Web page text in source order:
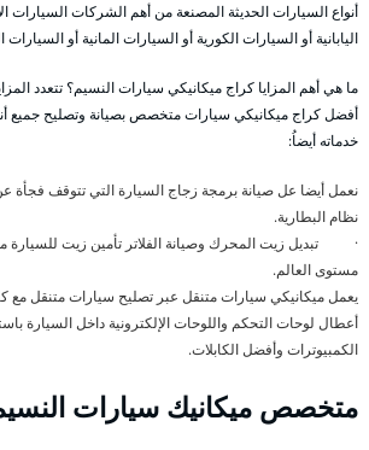
أنواع السيارات الحديثة المصنعة من أهم الشركات السيارات
اليابانية أو السيارات الكورية أو السيارات المانية أو السيارات
ما هي أهم المزايا كراج ميكانيكي سيارات النسيم؟ تتعدد
أفضل كراج ميكانيكي سيارات متخصص بصيانة وتصليح جميع
خدماته أيضاُ:
نعمل أيضا عل صيانة برمجة زجاج السيارة التي تتوقف
نظام البطارية.
· تبديل زيت المحرك وصيانة الفلاتر تأمين زيت للسيارة
مستوى العالم.
يعمل ميكانيكي سيارات متنقل عبر تصليح سيارات متنقل مع
أعطال لوحات التحكم واللوحات الإلكترونية داخل السيارة
الكمبيوترات وأفضل الكابلات.
متخصص ميكانيك سيارات